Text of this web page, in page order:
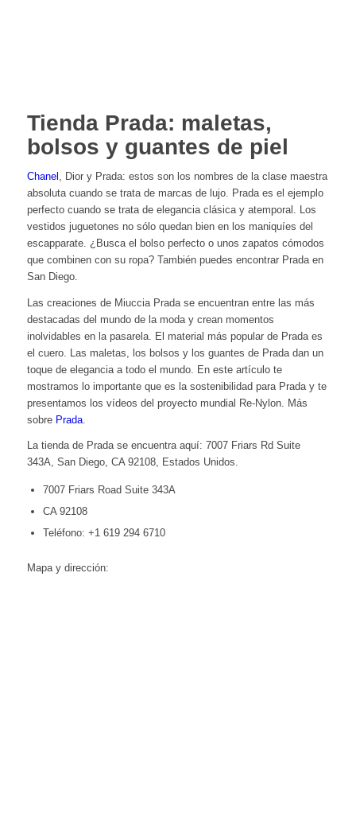
Tienda Prada: maletas,
bolsos y guantes de piel
Chanel , Dior y Prada: estos son los nombres de la clase maestra
absoluta cuando se trata de marcas de lujo. Prada es el ejemplo
perfecto cuando se trata de elegancia clásica y atemporal. Los
vestidos juguetones no sólo quedan bien en los maniquíes del
escapparate. ¿Busca el bolso perfecto o unos zapatos cómodos
que combinen con su ropa? También puedes encontrar Prada en
San Diego.
Las creaciones de Miuccia Prada se encuentran entre las más
destacadas del mundo de la moda y crean momentos
inolvidables en la pasarela. El material más popular de Prada es
el cuero. Las maletas, los bolsos y los guantes de Prada dan un
toque de elegancia a todo el mundo. En este artículo te
mostramos lo importante que es la sostenibilidad para Prada y te
presentamos los vídeos del proyecto mundial Re-Nylon. Más
sobre Prada.
La tienda de Prada se encuentra aquí: 7007 Friars Rd Suite
343A, San Diego, CA 92108, Estados Unidos.
7007 Friars Road Suite 343A
CA 92108
Teléfono: +1 619 294 6710
Mapa y dirección: